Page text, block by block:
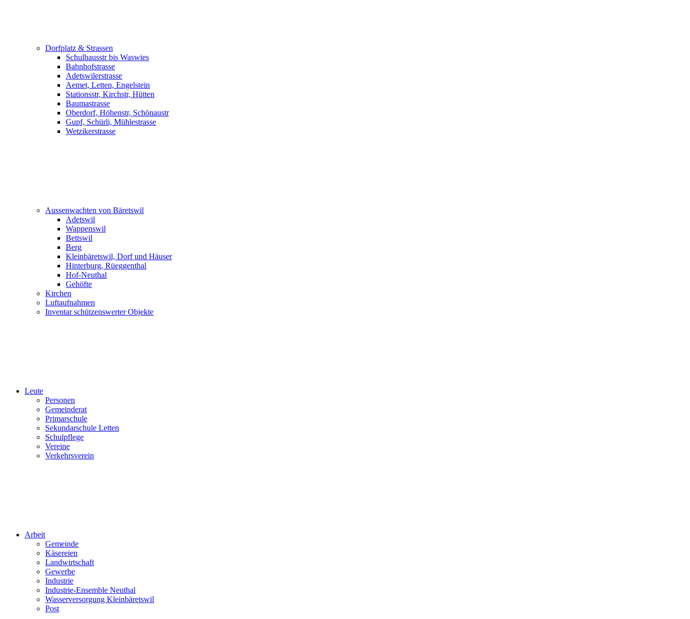
Dorfplatz & Strassen
Schulhausstr bis Waswies
Bahnhofstrasse
Adetswilerstrasse
Aemet, Letten, Engelstein
Stationsstr, Kirchstr, Hütten
Baumastrasse
Oberdorf, Höhenstr, Schönaustr
Gupf, Schürli, Mühlestrasse
Wetzikerstrasse
Aussenwachten von Bäretswil
Adetswil
Wappenswil
Bettswil
Berg
Kleinbäretswil, Dorf und Häuser
Hinterburg, Rüeggenthal
Hof-Neuthal
Gehöfte
Kirchen
Luftaufnahmen
Inventar schützenswerter Objekte
Leute
Personen
Gemeinderat
Primarschule
Sekundarschule Letten
Schulpflege
Vereine
Verkehrsverein
Arbeit
Gemeinde
Käsereien
Landwirtschaft
Gewerbe
Industrie
Industrie-Ensemble Neuthal
Wasserversorgung Kleinbäretswil
Post